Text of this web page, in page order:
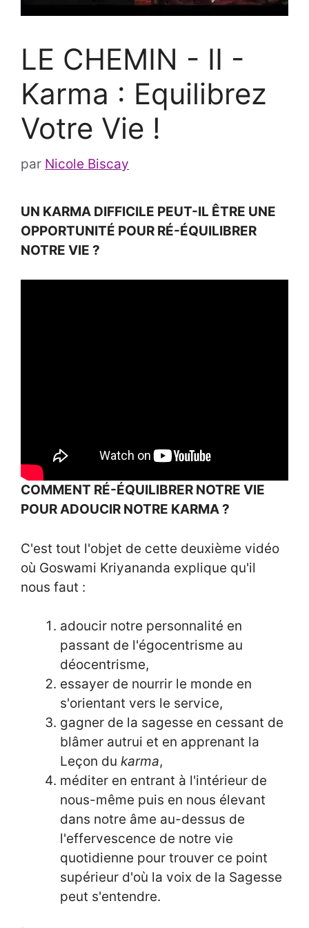
LE CHEMIN - II -
Karma : Equilibrez
Votre Vie !
par Nicole Biscay
UN KARMA DIFFICILE PEUT-IL ÊTRE UNE
OPPORTUNITÉ POUR RÉ-ÉQUILIBRER
NOTRE VIE ?
COMMENT RÉ-ÉQUILIBRER NOTRE VIE
POUR ADOUCIR NOTRE KARMA ?
C'est tout l'objet de cette deuxième vidéo
où Goswami Kriyananda explique qu'il
nous faut :
adoucir notre personnalité en
passant de l'égocentrisme au
déocentrisme,
essayer de nourrir le monde en
s'orientant vers le service,
gagner de la sagesse en cessant de
blâmer autrui et en apprenant la
Leçon du karma,
méditer en entrant à l'intérieur de
nous-même puis en nous élevant
dans notre âme au-dessus de
l'effervescence de notre vie
quotidienne pour trouver ce point
supérieur d'où la voix de la Sagesse
peut s'entendre.